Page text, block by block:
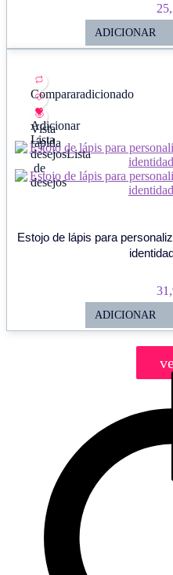
ADICIONAR
Compararadicionado
Adicionar
Lista
desejosLista
de
desejos
Vista
rápida
Estojo de lápis para
ADICIONAR